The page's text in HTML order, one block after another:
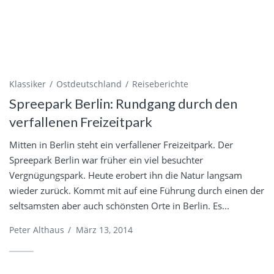
Klassiker Ostdeutschland Reiseberichte
Spreepark Berlin: Rundgang durch den
verfallenen Freizeitpark
Mitten in Berlin steht ein verfallener Freizeitpark. Der
Spreepark Berlin war früher ein viel besuchter
Vergnügungspark. Heute erobert ihn die Natur langsam
wieder zurück. Kommt mit auf eine Führung durch einen der
seltsamsten aber auch schönsten Orte in Berlin. Es...
Peter Althaus / März 13, 2014